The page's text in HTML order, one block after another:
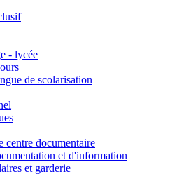
- lycée
de scolarisation
centre documentaire
et d'information
et garderie